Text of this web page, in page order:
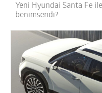
Yeni Hyundai Santa Fe
benimsendi?